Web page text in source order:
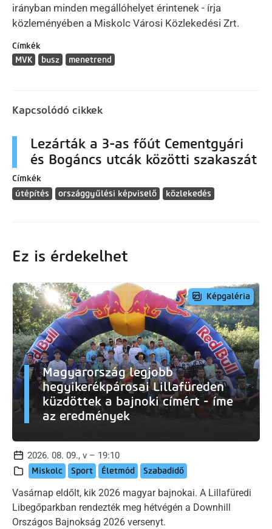
irányban minden megállóhelyet érintenek - írja
közleményében a Miskolc Városi Közlekedési Zrt.
Címkék
MVK
busz menetrend
Kapcsolódó cikkek
Lezárták a 3-as főút Cementgyári
és Bogáncs utcák közötti szakaszát
Címkék
útépítés
országgyűlési képviselő közlekedés
Ez is érdekelhet
Képgaléria
Magyarország legjobb
hegyikerékpárosai Lillafüreden
küzdöttek a bajnoki címért - íme
az eredmények
2026. 08. 09., v – 19:10
Miskolc Sport Életmód Szabadidő
Vasárnap eldőlt, kik 2026 magyar bajnokai. A Lillafüredi
Libegőparkban rendezték meg hétvégén a Downhill
Országos Bajnokság 2026 versenyt.